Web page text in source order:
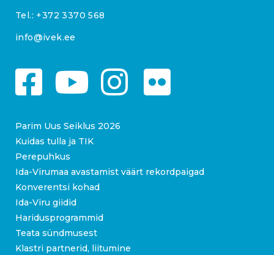
Tel.: +372 3370 568
info@ivek.ee
Parim Uus Seiklus 2026
Kuidas tulla ja TIK
Perepuhkus
Ida-Virumaa avastamist väärt rekordpaigad
Konverentsi kohad
Ida-Viru giidid
Haridusprogrammid
Teata sündmusest
Klastri partnerid, liitumine